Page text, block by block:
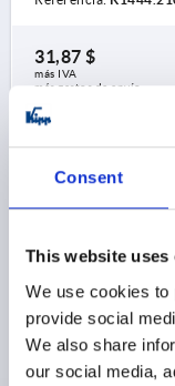
Consent
This website uses
We use cookies to
provide social
We also share
our social media,
31,87 $
más IVA
más gastos de envío
PALANCA
ACERO